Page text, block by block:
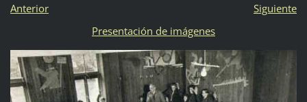
Anterior
Siguiente
Presentación de imágenes